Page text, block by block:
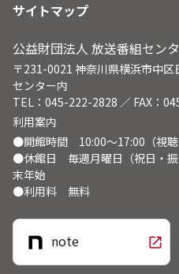
サイトマップ
公益財団法人 放送番組セン
〒231-0021 神奈川県横浜市中
センター内
TEL：045-222-2828 ／ FAX：
利用案内
●開館時間 10:00～17:00（視聴
●休館日 毎週月曜日（祝日・振
末年始
●利用料 無料
note open_in_new